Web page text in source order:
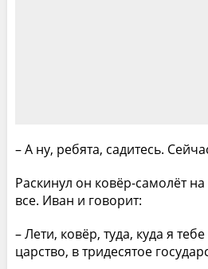
– А ну, ребята, садитесь.
Раскинул он ковёр-самолёт
все. Иван и говорит:
– Лети, ковёр, туда, куда я
царство, в тридесятое